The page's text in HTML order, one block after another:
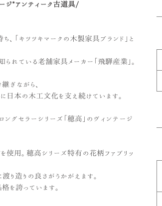
ジ*アンティーク古道具/
「キツツキマークの木製家具ブランド」と
れている老舗家具メーカー「飛騨産業」。
ぎながら、
日本の木工文化を支え続けています。
ングセラーシリーズ「穂高」のヴィンテージ
使用。穂高シリーズ特有の花柄ファブリッ
り造りの良さがうかがえます。
を誇っています。